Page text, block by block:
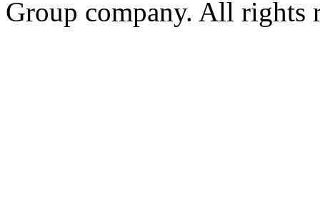
Group company. All rights